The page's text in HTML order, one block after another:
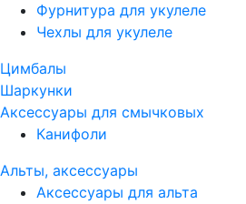
Фурнитура для укулеле
Чехлы для укулеле
Цимбалы
Шаркунки
Аксессуары для смычковых
Канифоли
Альты, аксессуары
Аксессуары для альта